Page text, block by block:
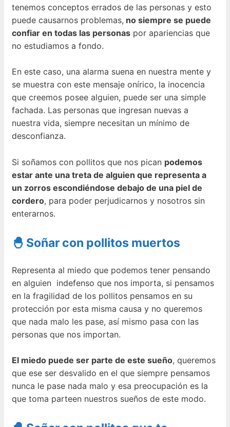
tenemos conceptos errados de las personas y esto
puede causarnos problemas, no siempre se puede
confiar en todas las personas por apariencias que
no estudiamos a fondo.
En este caso, una alarma suena en nuestra mente y
se muestra con este mensaje onírico, la inocencia
que creemos posee alguien, puede ser una simple
fachada. Las personas que ingresan nuevas a
nuestra vida, siempre necesitan un mínimo de
desconfianza.
Si soñamos con pollitos que nos pican podemos
estar ante una treta de alguien que representa a
un zorros escondiéndose debajo de una piel de
cordero, para poder perjudicarnos y nosotros sin
enterarnos.
🐣 Soñar con pollitos muertos
Representa al miedo que podemos tener pensando
en alguien indefenso que nos importa, si pensamos
en la fragilidad de los pollitos pensamos en su
protección por esta misma causa y no queremos
que nada malo les pase, así mismo pasa con las
personas que nos importan.
El miedo puede ser parte de este sueño, queremos
que ese ser desvalido en el que siempre pensamos
nunca le pase nada malo y esa preocupación es la
que toma parteen nuestros sueños de este modo.